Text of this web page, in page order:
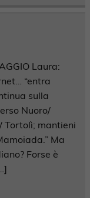
Laura:
“entra
sulla
Nuoro/
Tortolì; mantieni
Ma
Forse è